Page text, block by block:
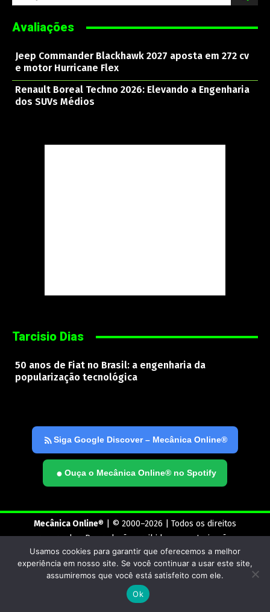
Avaliações
Jeep Commander Blackhawk 2027 aposta em 272 cv
e motor Hurricane Flex
Renault Boreal Techno 2026: Elevando a Engenharia
dos SUVs Médios
Tarcisio Dias
50 anos de Fiat no Brasil: a engenharia da
popularização tecnológica
Siga Google Discover – Mecânica Online®
● Ouça o Mecânica Online® no Spotify
Mecânica Online® | © 2000–2026 | Todos os direitos
reservados. Reprodução proibida sem autorização.
Usamos cookies para garantir que oferecemos a melhor
experiência em nosso site. Se você continuar a usar este site,
assumiremos que você está satisfeito com ele.
Ok